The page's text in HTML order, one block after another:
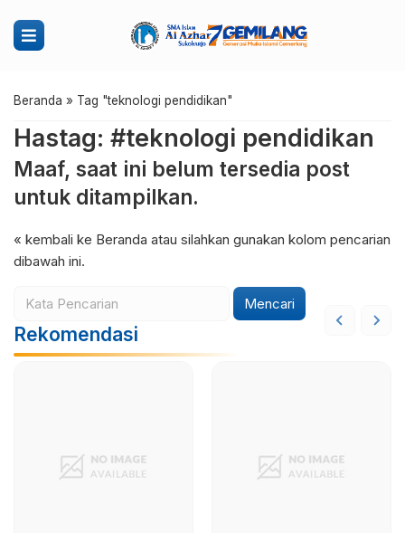
Beranda » Tag "teknologi pendidikan"
Hastag: #teknologi pendidikan
Maaf, saat ini belum tersedia post
untuk ditampilkan.
« kembali ke Beranda atau silahkan gunakan kolom pencarian
dibawah ini.
Mencari
Rekomendasi